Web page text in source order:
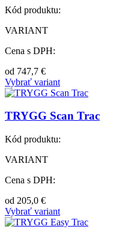
Kód produktu:
VARIANT
Cena s DPH:
od 747,7 €
Vybrať variant
TRYGG Scan Trac
Kód produktu:
VARIANT
Cena s DPH:
od 205,0 €
Vybrať variant